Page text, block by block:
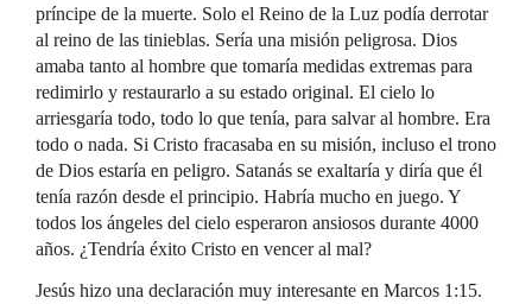
príncipe de la muerte. Solo el Reino de la Luz podía derrotar
al reino de las tinieblas. Sería una misión peligrosa. Dios
amaba tanto al hombre que tomaría medidas extremas para
redimirlo y restaurarlo a su estado original. El cielo lo
arriesgaría todo, todo lo que tenía, para salvar al hombre. Era
todo o nada. Si Cristo fracasaba en su misión, incluso el trono
de Dios estaría en peligro. Satanás se exaltaría y diría que él
tenía razón desde el principio. Habría mucho en juego. Y
todos los ángeles del cielo esperaron ansiosos durante 4000
años. ¿Tendría éxito Cristo en vencer al mal?
Jesús hizo una declaración muy interesante en Marcos 1:15.